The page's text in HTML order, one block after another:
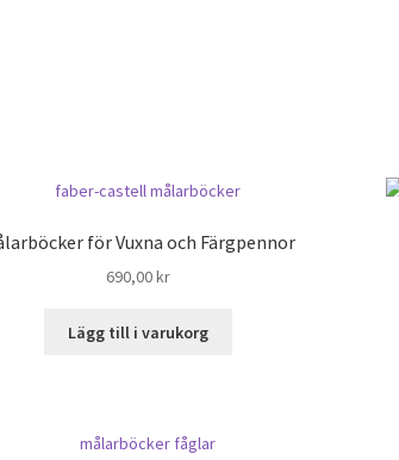
för Vuxna och Färgpennor
690,00kr
Lägg till i varukorg